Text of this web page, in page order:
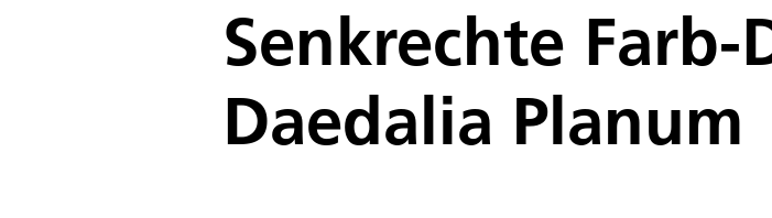
Senkrechte
Daedalia Planum